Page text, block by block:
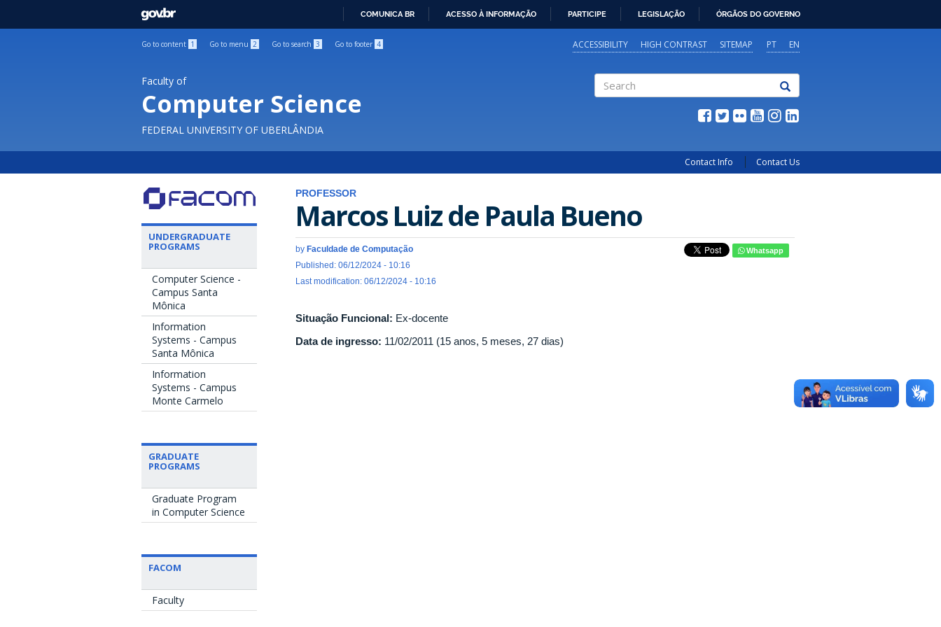
GOVBR
COMUNICA BR ACESSO À INFORMAÇÃO PARTICIPE LEGISLAÇÃO ÓRGÃOS DO GOVERNO
Go to content 1 Go to menu 2 Go to search 3 Go to footer 4 PT EN
ACCESSIBILITY HIGH CONTRAST SITEMAP
Faculty of
Computer Science
FEDERAL UNIVERSITY OF UBERLÂNDIA
Contact Info Contact Us
UNDERGRADUATE
PROGRAMS
Computer Science -
Campus Santa
Mônica
Information
Systems - Campus
Santa Mônica
Information
Systems - Campus
Monte Carmelo
GRADUATE
PROGRAMS
Graduate Program
in Computer Science
FACOM
Faculty
PROFESSOR
Marcos Luiz de Paula Bueno
by Faculdade de Computação
Published: 06/12/2024 - 10:16
Last modification: 06/12/2024 - 10:16
Whatsapp
Situação Funcional: Ex-docente
Data de ingresso: 11/02/2011 (15 anos, 5 meses, 27 dias)